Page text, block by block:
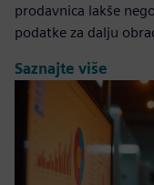
prodavnica lakše
podatke za dalju
Saznajte više